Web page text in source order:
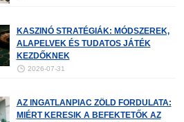
KASZINÓ STRATÉGIÁK: MÓDSZEREK,
ALAPELVEK ÉS TUDATOS JÁTÉK
KEZDŐKNEK
2026-07-31
AZ INGATLANPIAC ZÖLD FORDULATA:
MIÉRT KERESIK A BEFEKTETŐK AZ